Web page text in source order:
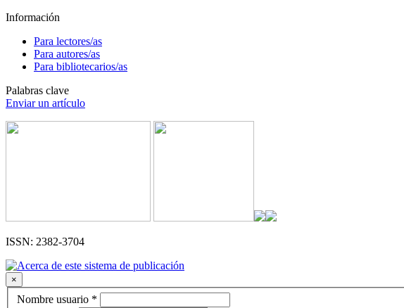
Información
Para lectores/as
Para autores/as
Para bibliotecarios/as
Palabras clave
Enviar un artículo
ISSN: 2382-3704
×
Nombre usuario *